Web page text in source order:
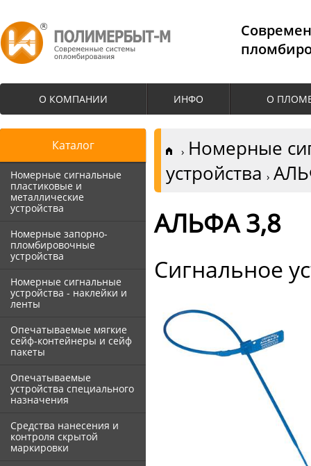
О КОМПАНИИ ИНФО О
Каталог
Номерные сигнальные
пластиковые и
металлические
устройства
Номерные запорно-
пломбировочные
устройства
Номерные сигнальные
устройства - наклейки и
ленты
Опечатываемые мягкие
сейф-контейнеры и сейф
пакеты
Опечатываемые
устройства специального
назначения
Средства нанесения и
контроля скрытой
маркировки
Номерные
устройства
АЛЬФА 3,8
Сигнальное